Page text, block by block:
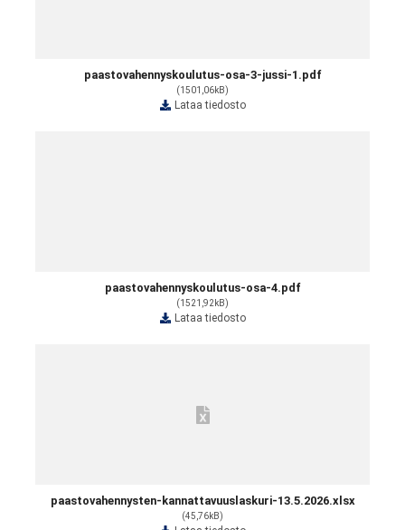
paastovahennyskoulutus-osa-3-jussi-1.pdf
(1501,06kB)
Lataa tiedosto
paastovahennyskoulutus-osa-4.pdf
(1521,92kB)
Lataa tiedosto
paastovahennysten-kannattavuuslaskuri-13.5.2026.xlsx
(45,76kB)